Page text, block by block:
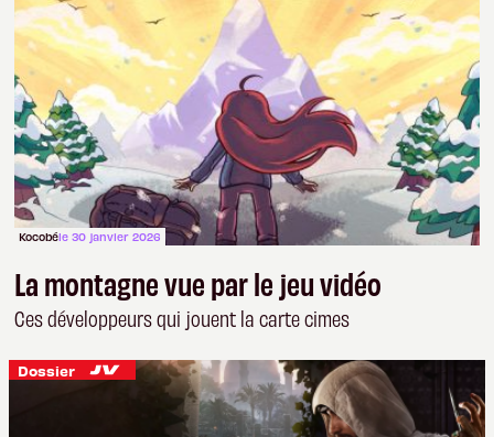
Kocobéle 30 janvier 2026
La montagne vue par le jeu vidéo
Ces développeurs qui jouent la carte cimes
Dossier